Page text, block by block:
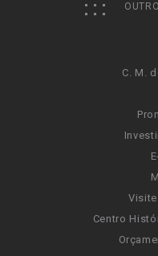
C. M.
Centro